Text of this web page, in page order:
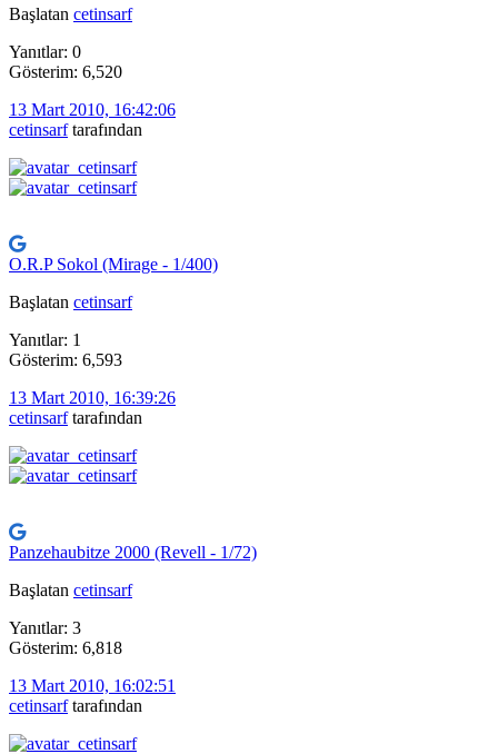
Başlatan cetinsarf
Yanıtlar: 0
Gösterim: 6,520
13 Mart 2010, 16:42:06
cetinsarftarafından
O.R.P Sokol (Mirage - 1/400)
Başlatan cetinsarf
Yanıtlar: 1
Gösterim: 6,593
13 Mart 2010, 16:39:26
cetinsarftarafından
Panzehaubitze 2000 (Revell - 1/72)
Başlatan cetinsarf
Yanıtlar: 3
Gösterim: 6,818
13 Mart 2010, 16:02:51
cetinsarftarafından